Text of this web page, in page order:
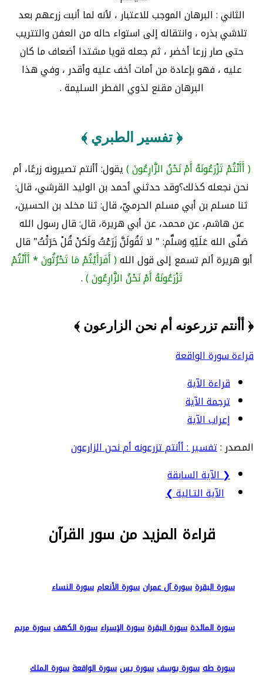
الثاني : البرهان الموجب للاعتبار ، لأنه لما أنبت زرعهم بعد
تلاشي بذره ، وانتقاله إلى استواء حاله من العفن والتتريب
حتى صار زرعا أخضر ، ثم جعله قويا مشتدا أضعاف ما كان
عليه ، فهو بإعادة من أمات أخف عليه وأقدر ، وفي هذا
البرهان مقنع لذوي الفطر السليمة .
﴿ تفسير الطبري ﴾
( أَأَنْتُمْ تَزْرَعُونَهُ أَمْ نَحْنُ الزَّارِعُونَ )يقول: أأنتم تصيرونه زرعًا، أم
نحن نجعله كذلك؟وقد حدثني أحمد بن الوليد القرشي، قال:
ثنا مسلم بن أبي مسلم الحرميّ، قال: ثنا مخلد بن الحسين،
عن هاشم، عن محمد، عن أبي هريرة، قال: قال رسول الله
صَلَّى الله عَلَيْهِ وَسَلَّم: " لا تَقُولَنَّ زَرَعْتُ ولَكنْ قُلْ حَرَثْتُ" قال
أبو هريرة ألم تسمع إلى قول الله( أَفَرَأَيْتُمْ مَا تَحْرُثُونَ * أَأَنْتُمْ
تَزْرَعُونَهُ أَمْ نَحْنُ الزَّارِعُونَ ).
﴿ أأنتم تزرعونه أم نحن الزارعون ﴾
قراءة سورة الواقعة
قراءة الآية
ترجمة الآية
إعراب الآية
المصدر :تفسير : أأنتم تزرعونه أم نحن الزارعون
❮ الآية السابقة
الآية التـالية ❯
قراءة المزيد من سور القرآن
سورة البقرة سورة آل عمران سورة الأنعام سورة النساء
سورة المائدة سورة البقرة سورة الإسراء سورة الكهف سورة مريم
سورة طه سورة يوسف سورة يس سورة الواقعة سورة الملك